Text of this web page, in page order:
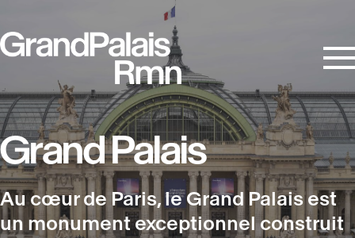
contenu
principal
Grand Palais
Au cœur de Paris, le Grand Palais est
un monument exceptionnel construit
Panneau de gestion des cookies